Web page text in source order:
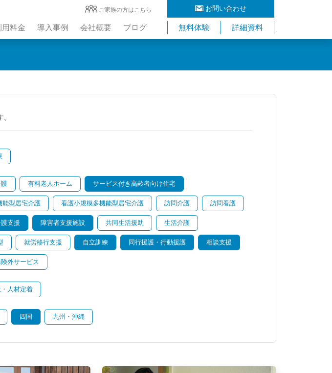
お問い合わせ
ご家族の方はこちら
用料金 導入事例 会社概要 ブログ 無料体験 詳細資料
有料老人ホーム サービス付き高齢者向け住宅
能型居宅介護 看護小規模多機能型居宅介護 訪問介護 訪問看護
支援 障害者支援施設 共同生活援助 生活介護
就労移行支援 自立訓練 同行援護・行動援護 相談支援
外サービス
人材定着
四国 九州・沖縄